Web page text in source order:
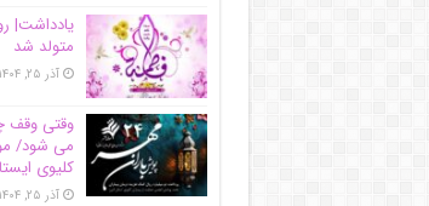
یادداشت|
متولد شد
آذر ۲۵, ۱۴۰۴
وقتی وقف
می شود/
کلیوی
آذر ۲۵, ۱۴۰۴